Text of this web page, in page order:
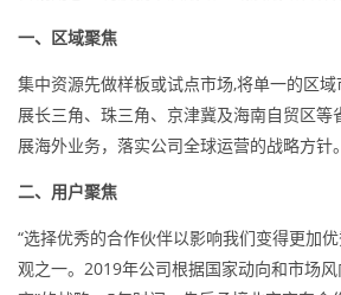
一、区域聚焦
集中资源先做样板或试点市场,将单一的区
展长三角、珠三角、京津冀及海南自贸区等
展海外业务，落实公司全球运营的战略方针。
二、用户聚焦
“选择优秀的合作伙伴以影响我们变得更加
观之一。2019年公司根据国家动向和市场